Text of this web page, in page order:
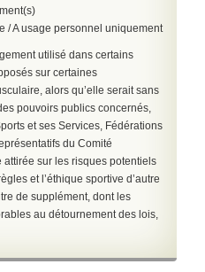
/ A usage personnel uniquement
utilisé dans certains
sur certaines
alors qu’elle serait sans
pouvoirs publics concernés,
et ses Services, Fédérations
du Comité
sur les risques potentiels
et l’éthique sportive d’autre
de supplément, dont les
au détournement des lois,